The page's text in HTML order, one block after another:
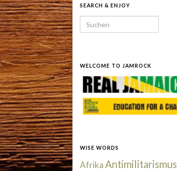
SEARCH & ENJOY
Search for:
WELCOME TO JAMROCK
WISE WORDS
AfrikaAntimilitarismus